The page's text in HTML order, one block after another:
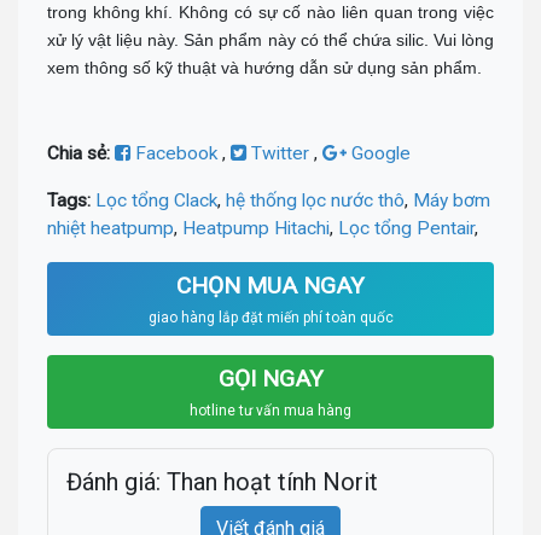
trong không khí. Không có sự cố nào liên quan trong việc
xử lý vật liệu này. Sản phẩm này có thể chứa silic. Vui lòng
xem thông số kỹ thuật và hướng dẫn sử dụng sản phẩm.
Chia sẻ: Facebook, Twitter , Google
Tags: Lọc tổng Clack, hệ thống lọc nước thô, Máy bơm
nhiệt heatpump, Heatpump Hitachi, Lọc tổng Pentair,
CHỌN MUA NGAY
giao hàng lắp đặt miến phí toàn quốc
GỌI NGAY
hotline tư vấn mua hàng
Đánh giá: Than hoạt tính Norit
Viết đánh giá